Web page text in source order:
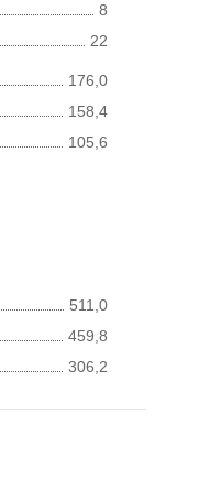
8
22
176,0
158,4
105,6
511,0
459,8
306,2